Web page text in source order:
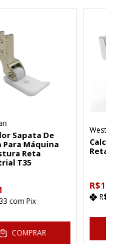
Sapata De
Para Máquina
Reta
T35
com Pix
COMPRAR
Reta